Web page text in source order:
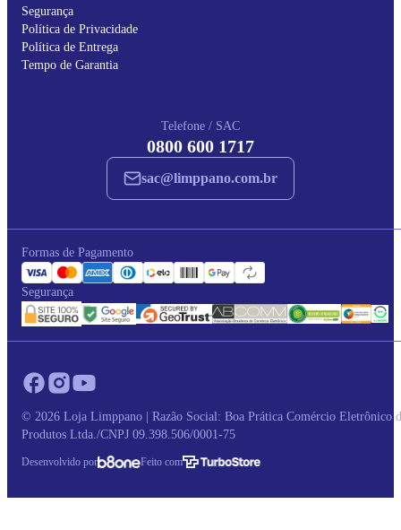
Segurança
Política de Privacidade
Política de Entrega
Tempo de Garantia
Telefone / SAC
0800 600 1717
sac@limppano.com.br
Formas de Pagamento
Segurança
© 2026 Loja Limppano | Razão Social: Boa Prática Comércio Eletrônico
Produtos Ltda./CNPJ 09.398.506/0001-75
Desenvolvido por Feito com